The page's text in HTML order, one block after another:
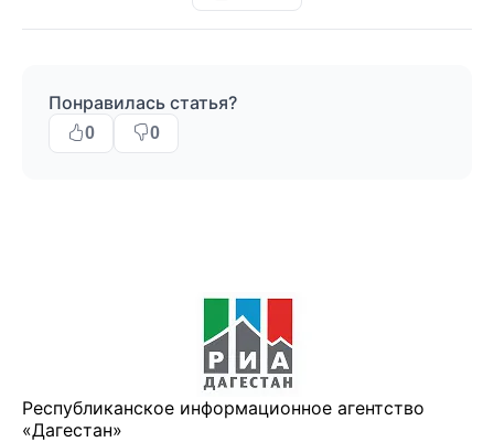
Понравилась статья?
0 0
Республиканское информационное агентство
«Дагестан»